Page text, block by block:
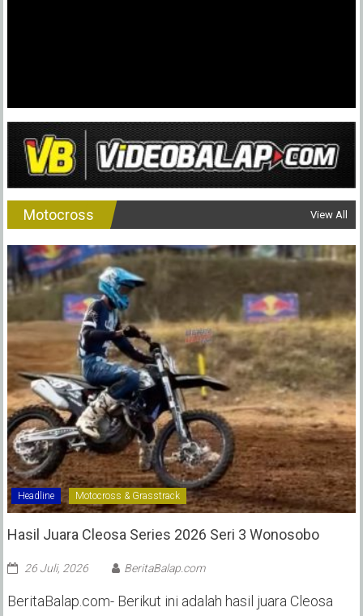
Motocross View All
Headline Motocross & Grasstrack
Hasil Juara Cleosa Series 2026 Seri 3 Wonosobo ‎
26 Juli, 2026 BeritaBalap.com
BeritaBalap.com- Berikut ini adalah hasil juara Cleosa